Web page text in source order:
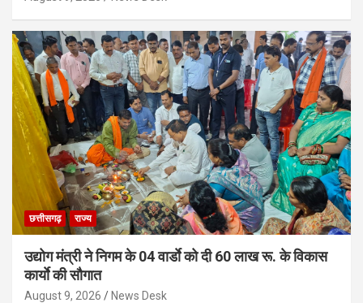
छत्तीसगढ़ राज्य
उद्योग मंत्री ने निगम के 04 वार्डाे को दी 60 लाख रू. के विकास
कार्याे की सौगात
August 9, 2026 News Desk